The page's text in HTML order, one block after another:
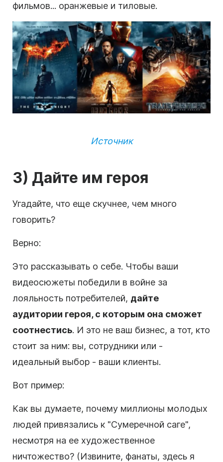
фильмов... оранжевые и тиловые.
Источник
3) Дайте им героя
Угадайте, что еще скучнее, чем много
говорить?
Верно:
Это рассказывать о себе. Чтобы ваши
видеосюжеты победили в войне за
лояльность потребителей, дайте
аудитории героя, с которым она сможет
соотнестись. И это не ваш бизнес, а тот, кто
стоит за ним: вы, сотрудники или -
идеальный выбор - ваши клиенты.
Вот пример:
Как вы думаете, почему миллионы молодых
людей привязались к "Сумеречной саге",
несмотря на ее художественное
ничтожество? (Извините, фанаты, здесь я